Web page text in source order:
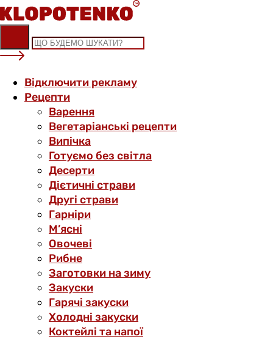
Skip
to
content
Відключити рекламу
Рецепти
Варення
Вегетаріанські рецепти
Випічка
Готуємо без світла
Десерти
Дієтичні страви
Другі страви
Гарніри
М’ясні
Овочеві
Рибне
Заготовки на зиму
Закуски
Гарячі закуски
Холодні закуски
Коктейлі та напої